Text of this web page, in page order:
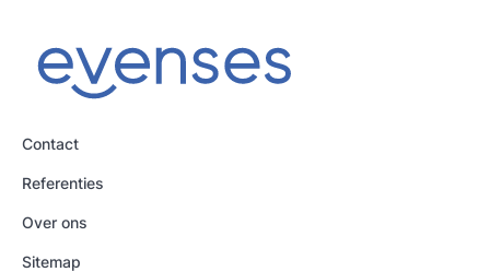
Contact
Referenties
Over ons
Sitemap